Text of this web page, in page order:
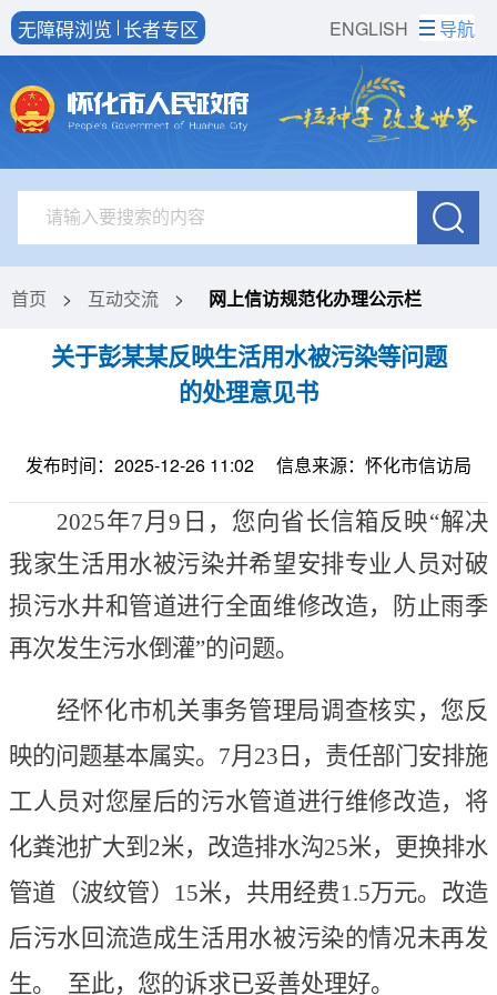
ENGLISH
无障碍浏览 长者专区 导航
首页 > 互动交流 > 网上信访规范化办理公示栏
关于彭某某反映生活用水被污染等问题
的处理意见书
发布时间：2025-12-26 11:02 信息来源：怀化市信访局
2025年7月9日，您向省长信箱反映“解决
我家生活用水被污染并希望安排专业人员对破
损污水井和管道进行全面维修改造，防止雨季
再次发生污水倒灌”的问题。
经怀化市机关事务管理局调查核实，您反
映的问题基本属实。 7月23日，责任部门安排施
工人员对您屋后的污水管道进行维修改造，将
化粪池扩大到2米，改造排水沟25米，更换排水
管道（波纹管）15米，共用经费1.5万元。改造
后污水回流造成生活用水被污染的情况未再发
生。
至此，您的诉求已妥善处理好。